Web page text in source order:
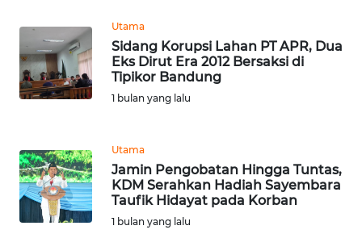
Utama
Sidang Korupsi Lahan PT APR, Dua
Eks Dirut Era 2012 Bersaksi di
Tipikor Bandung
1 bulan yang lalu
Utama
Jamin Pengobatan Hingga Tuntas,
KDM Serahkan Hadiah Sayembara
Taufik Hidayat pada Korban
1 bulan yang lalu
BALI
WN
KALBAR
WN
KALTARA